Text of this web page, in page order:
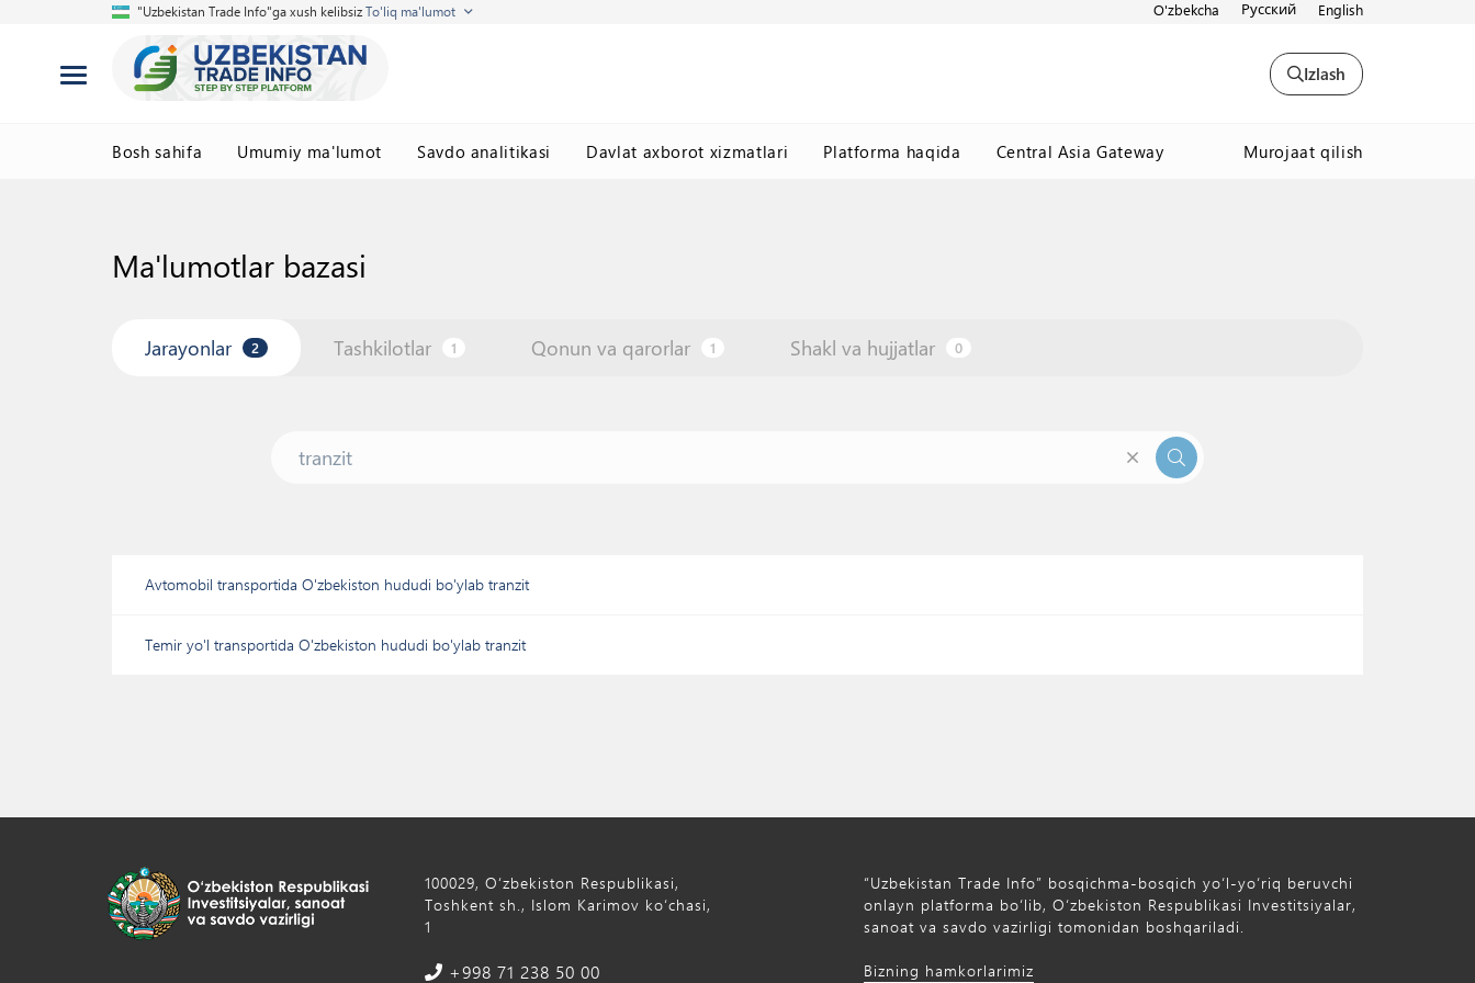
"Uzbekistan Trade Info"ga xush kelibsizTo'liq ma'lumot O'zbekcha Русский English
Izlash
Bosh sahifa Umumiy ma'lumot Savdo analitikasi Davlat axborot xizmatlari Platforma haqida Central Asia Gateway Murojaat qilish
Ma'lumotlar bazasi
Jarayonlar 2 Tashkilotlar 1 Qonun va qarorlar 1 Shakl va hujjatlar 0
Avtomobil transportida O'zbekiston hududi bo'ylab tranzit
Temir yo'l transportida O'zbekiston hududi bo'ylab tranzit
100029, Oʻzbekiston Respublikasi,
Toshkent sh., Islom Karimov ko‘chasi,
1
+998 71 238 50 00
“Uzbekistan Trade Info” bosqichma-bosqich yo‘l-yo‘riq beruvchi
onlayn platforma bo‘lib, O‘zbekiston Respublikasi Investitsiyalar,
sanoat va savdo vazirligi tomonidan boshqariladi.
Bizning hamkorlarimiz